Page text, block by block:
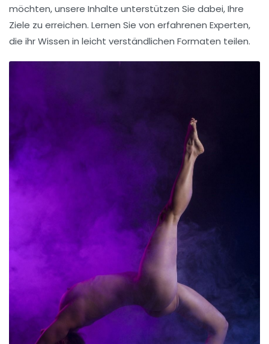
möchten, unsere Inhalte unterstützen Sie dabei, Ihre
Ziele zu erreichen. Lernen Sie von erfahrenen Experten,
die ihr Wissen in leicht verständlichen Formaten teilen.